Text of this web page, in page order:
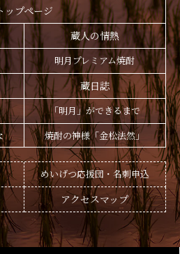
ップページ
蔵人の情熱
明月プレミアム焼酎
蔵日誌
「明月」ができるまで
焼酎の神様「金松法然」
めいげつ応援団・名刺申込
アクセスマップ